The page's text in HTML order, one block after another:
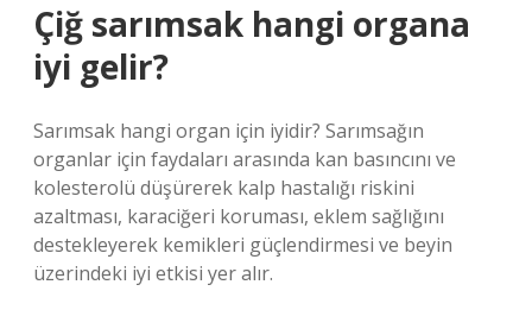
Çiğ sarımsak hangi organa
iyi gelir?
Sarımsak hangi organ için iyidir? Sarımsağın
organlar için faydaları arasında kan basıncını ve
kolesterolü düşürerek kalp hastalığı riskini
azaltması, karaciğeri koruması, eklem sağlığını
destekleyerek kemikleri güçlendirmesi ve beyin
üzerindeki iyi etkisi yer alır.